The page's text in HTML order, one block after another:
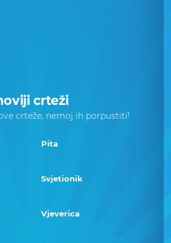
crteži
crteže, nemoj ih porpustiti!
Pita
Svjetionik
Vjeverica